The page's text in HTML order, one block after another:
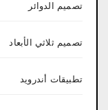
تصميم الدوائر
تصميم ثلاثي الأبعاد
تطبيقات أندرويد